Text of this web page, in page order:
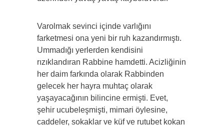
Varolmak sevinci içinde varlığını
farketmesi ona yeni bir ruh kazandırmıştı.
Ummadığı yerlerden kendisini
rızıklandıran Rabbine hamdetti. Acizliğinin
her daim farkında olarak Rabbinden
gelecek her hayra muhtaç olarak
yaşayacağının bilincine ermişti. Evet,
şehir ucubeleşmişti, mimari öylesine,
caddeler, sokaklar ve küf ve rutubet kokan